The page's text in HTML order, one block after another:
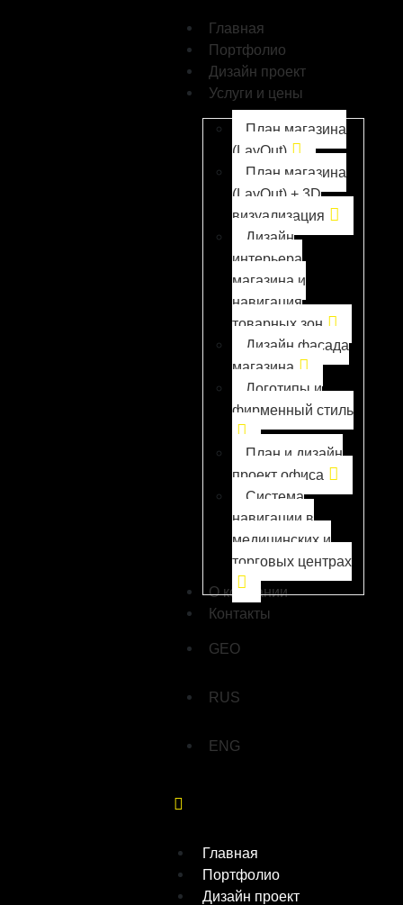
Главная
Портфолио
Дизайн проект
Услуги и цены
План магазина
(LayOut)
План магазина
(LayOut) + 3D
визуализация
Дизайн
интерьера
магазина и
навигация
товарных зон
Дизайн фасада
магазина
Логотипы и
фирменный стиль
План и дизайн
проект офиса
Система
навигации в
медицинских и
торговых центрах
О компании
Контакты
GEO
RUS
ENG
Главная
Портфолио
Дизайн проект